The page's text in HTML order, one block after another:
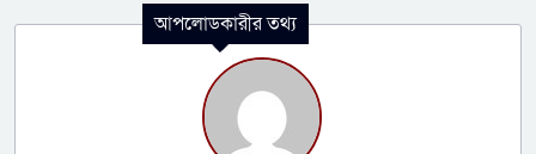
আপলোডকারীর তথ্য